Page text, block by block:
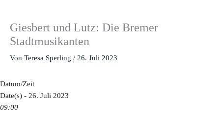
Giesbert und Lutz: Die Bremer
Stadtmusikanten
Von Teresa Sperling / 26. Juli 2023
Datum/Zeit
Date(s) - 26. Juli 2023
09:00